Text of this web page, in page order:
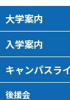
大学案内
入学案内
キャンパスラ
後援会